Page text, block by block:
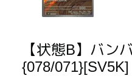
【状態B】バン
{078/071}[SV5K]